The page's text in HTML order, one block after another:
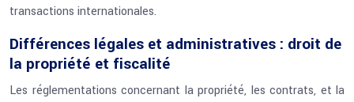
transactions internationales.
Différences légales et administratives : droit de
la propriété et fiscalité
Les réglementations concernant la propriété, les contrats, et la